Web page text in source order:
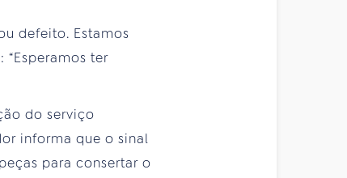
defeito. Estamos
ter
do serviço
informa que o sinal
para consertar o